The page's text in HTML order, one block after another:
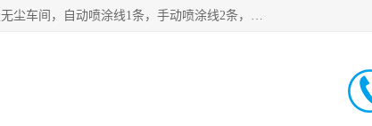
良鸿塑胶五金有限公司成 立于1998年，现厂房占地面积1200平方米，拥有十万级无尘车间，自动喷涂线1条，手动喷涂线2条，丝印移印滚印烫印拉线1条，本公司自建厂以来一直 以“顾客、品质、服务三个第一”为原则，从来货到处理、喷漆、烘烤、品检、包装等每一道工序都严格把持质量关，竭诚为广大朋友、客户服务。现如今已深得广 大客户信赖。